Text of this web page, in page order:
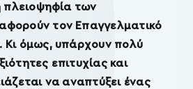
πλειοψηφία των
τον Επαγγελματικό
Κι όμως, υπάρχουν πολύ
επιτυχίας και
να αναπτύξει ένας